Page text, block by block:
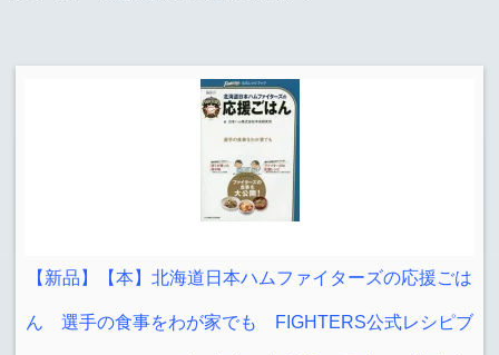
【新品】【本】北海道日本ハムファイターズの応援ごは
ん 選手の食事をわが家でも FIGHTERS公式レシピブ